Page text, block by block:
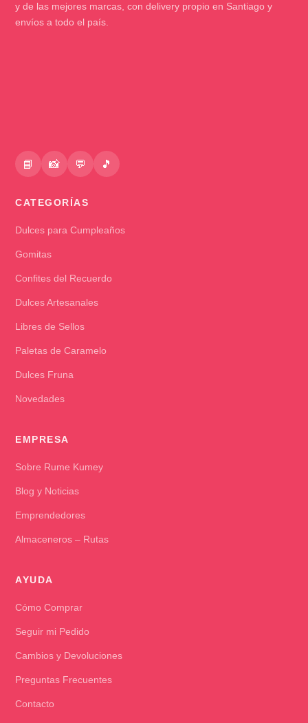
y de las mejores marcas, con delivery propio en Santiago y
envíos a todo el país.
📘 📸 💬 🎵
CATEGORÍAS
Dulces para Cumpleaños
Gomitas
Confites del Recuerdo
Dulces Artesanales
Libres de Sellos
Paletas de Caramelo
Dulces Fruna
Novedades
EMPRESA
Sobre Rume Kumey
Blog y Noticias
Emprendedores
Almaceneros – Rutas
AYUDA
Cómo Comprar
Seguir mi Pedido
Cambios y Devoluciones
Preguntas Frecuentes
Contacto